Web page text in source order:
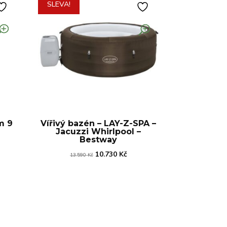
9
SLEVA!
Vířivý bazén – LAY-Z-SPA –
Jacuzzi Whirlpool –
Bestway
13.590Kč Původní
10.730 KčAktuální